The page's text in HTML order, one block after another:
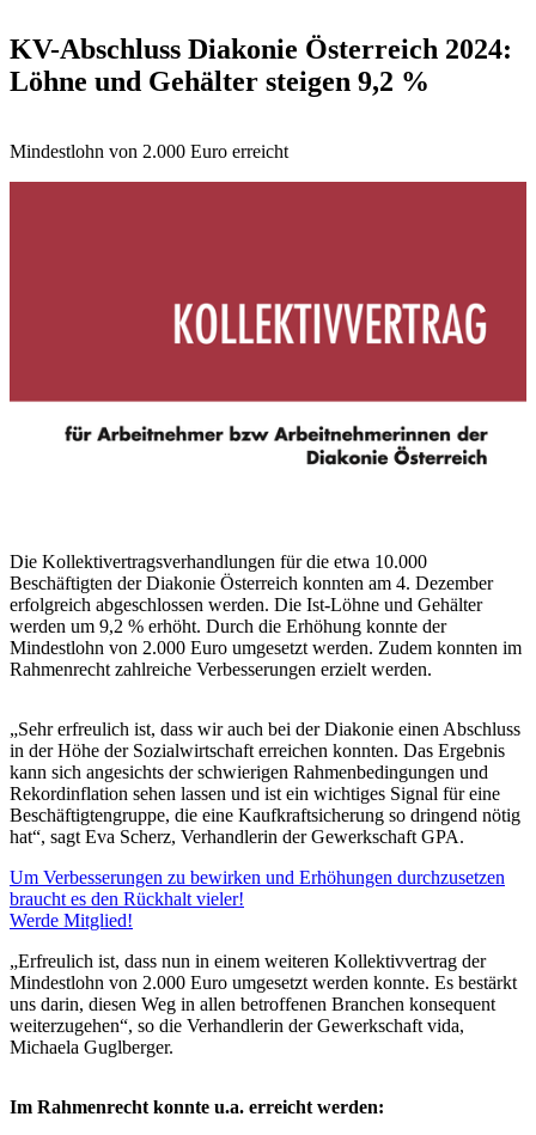
KV-Abschluss Diakonie Österreich 2024:
Löhne und Gehälter steigen 9,2 %
Mindestlohn von 2.000 Euro erreicht
Die Kollektivertragsverhandlungen für die etwa 10.000
Beschäftigten der Diakonie Österreich konnten am 4. Dezember
erfolgreich abgeschlossen werden. Die Ist-Löhne und Gehälter
werden um 9,2 % erhöht. Durch die Erhöhung konnte der
Mindestlohn von 2.000 Euro umgesetzt werden. Zudem konnten im
Rahmenrecht zahlreiche Verbesserungen erzielt werden.
„Sehr erfreulich ist, dass wir auch bei der Diakonie einen Abschluss
in der Höhe der Sozialwirtschaft erreichen konnten. Das Ergebnis
kann sich angesichts der schwierigen Rahmenbedingungen und
Rekordinflation sehen lassen und ist ein wichtiges Signal für eine
Beschäftigtengruppe, die eine Kaufkraftsicherung so dringend nötig
hat“, sagt Eva Scherz, Verhandlerin der Gewerkschaft GPA.
Um Verbesserungen zu bewirken und Erhöhungen durchzusetzen
braucht es den Rückhalt vieler!
Werde Mitglied!
„Erfreulich ist, dass nun in einem weiteren Kollektivvertrag der
Mindestlohn von 2.000 Euro umgesetzt werden konnte. Es bestärkt
uns darin, diesen Weg in allen betroffenen Branchen konsequent
weiterzugehen“, so die Verhandlerin der Gewerkschaft vida,
Michaela Guglberger.
Im Rahmenrecht konnte u.a. erreicht werden: